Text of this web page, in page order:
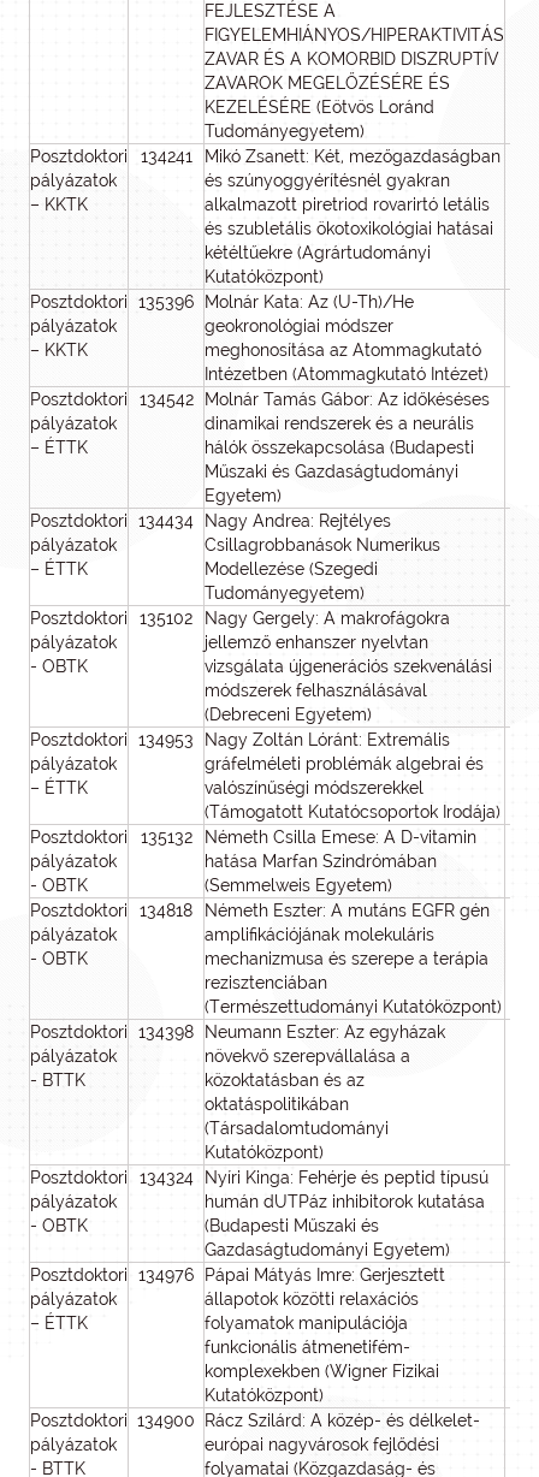
FEJLESZTÉSE A
FIGYELEMHIÁNYOS/HIPERAKTIVITÁS
ZAVAR ÉS A KOMORBID DISZRUPTÍV
ZAVAROK MEGELŐZÉSÉRE ÉS
KEZELÉSÉRE (Eötvös Loránd
Tudományegyetem)
Posztdoktori
pályázatok
– KKTK
134241
Mikó Zsanett: Két, mezőgazdaságban
és szúnyoggyérítésnél gyakran
alkalmazott piretriod rovarirtó letális
és szubletális ökotoxikológiai hatásai
kétéltűekre (Agrártudományi
Kutatóközpont)
Posztdoktori
pályázatok
– KKTK
135396
Molnár Kata: Az (U-Th)/He
geokronológiai módszer
meghonosítása az Atommagkutató
Intézetben (Atommagkutató Intézet)
Posztdoktori
pályázatok
– ÉTTK
134542
Molnár Tamás Gábor: Az időkéséses
dinamikai rendszerek és a neurális
hálók összekapcsolása (Budapesti
Műszaki és Gazdaságtudományi
Egyetem)
Posztdoktori
pályázatok
– ÉTTK
134434
Nagy Andrea: Rejtélyes
Csillagrobbanások Numerikus
Modellezése (Szegedi
Tudományegyetem)
Posztdoktori
pályázatok
- OBTK
135102
Nagy Gergely: A makrofágokra
jellemző enhanszer nyelvtan
vizsgálata újgenerációs szekvenálási
módszerek felhasználásával
(Debreceni Egyetem)
Posztdoktori
pályázatok
– ÉTTK
134953
Nagy Zoltán Lóránt: Extremális
gráfelméleti problémák algebrai és
valószínűségi módszerekkel
(Támogatott Kutatócsoportok Irodája)
Posztdoktori
pályázatok
- OBTK
135132
Németh Csilla Emese: A D-vitamin
hatása Marfan Szindrómában
(Semmelweis Egyetem)
Posztdoktori
pályázatok
- OBTK
134818
Németh Eszter: A mutáns EGFR gén
amplifikációjának molekuláris
mechanizmusa és szerepe a terápia
rezisztenciában
(Természettudományi Kutatóközpont)
Posztdoktori
pályázatok
- BTTK
134398
Neumann Eszter: Az egyházak
növekvő szerepvállalása a
közoktatásban és az
oktatáspolitikában
(Társadalomtudományi
Kutatóközpont)
Posztdoktori
pályázatok
- OBTK
134324
Nyíri Kinga: Fehérje és peptid típusú
humán dUTPáz inhibitorok kutatása
(Budapesti Műszaki és
Gazdaságtudományi Egyetem)
Posztdoktori
pályázatok
– ÉTTK
134976
Pápai Mátyás Imre: Gerjesztett
állapotok közötti relaxációs
folyamatok manipulációja
funkcionális átmenetifém-
komplexekben (Wigner Fizikai
Kutatóközpont)
Posztdoktori
pályázatok
- BTTK
134900
Rácz Szilárd: A közép- és délkelet-
európai nagyvárosok fejlődési
folyamatai (Közgazdaság- és